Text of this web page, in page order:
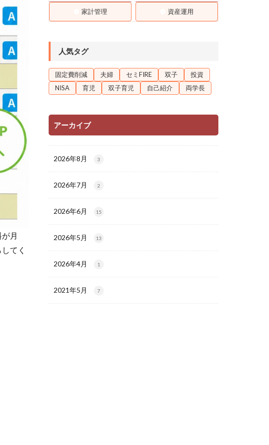
月
てく
家計管理 資産運用
人気タグ
固定費削減 夫婦 セミFIRE 双子
投資
NISA
育児 双子育児 自己紹介 両学長
アーカイブ
2026年8月 3
2026年7月 2
2026年6月 15
2026年5月 13
2026年4月 1
2021年5月 7